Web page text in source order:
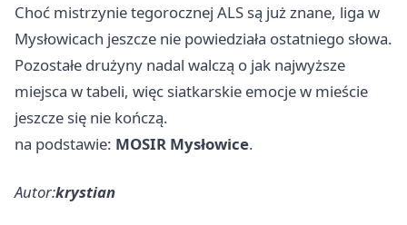
Choć mistrzynie tegorocznej ALS są już znane, liga w
Mysłowicach jeszcze nie powiedziała ostatniego słowa.
Pozostałe drużyny nadal walczą o jak najwyższe
miejsca w tabeli, więc siatkarskie emocje w mieście
jeszcze się nie kończą.
na podstawie: MOSIR Mysłowice.
Autor:krystian